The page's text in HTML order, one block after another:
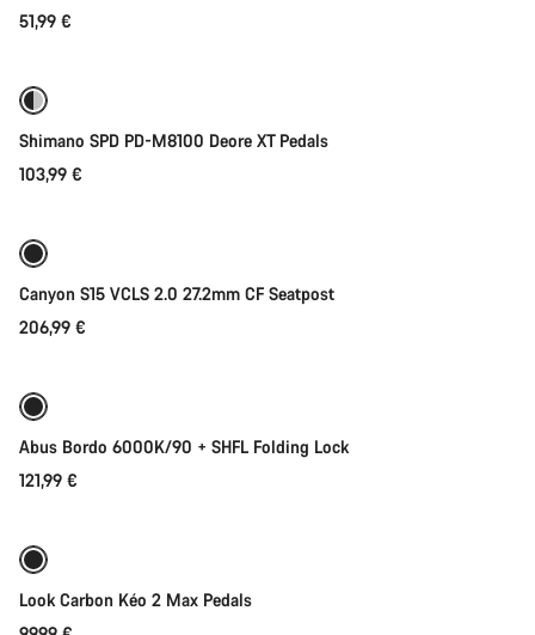
51,99 €
Shimano SPD PD-M8100 Deore XT Pedals
103,99 €
Canyon S15 VCLS 2.0 27.2mm CF Seatpost
206,99 €
Abus Bordo 6000K/90 + SHFL Folding Lock
121,99 €
Look Carbon Kéo 2 Max Pedals